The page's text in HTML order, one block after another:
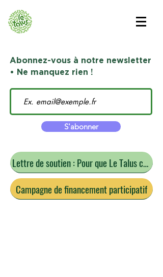
Abonnez-vous à notre newsletter
• Ne manquez rien !
S'abonner
Lettre de soutien : Pour que Le Talus continue
Campagne de financement participatif